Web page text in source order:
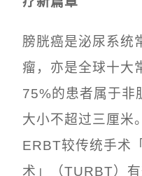
膀胱癌是泌尿系统
瘤，亦是全球十大
75%的患者属于非
大小不超过三厘米
ERBT较传统手术
术」（TURBT）